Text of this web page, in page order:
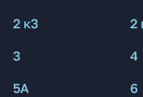
2 к3
2
3
4
5А
6